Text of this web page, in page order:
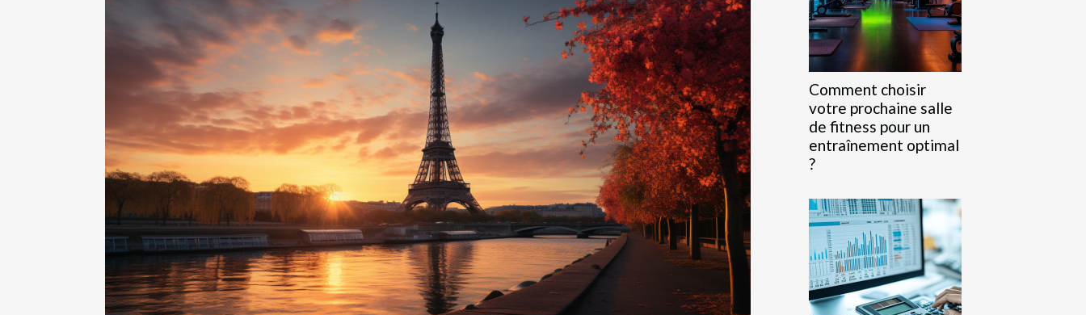
Comment choisir
votre prochaine salle
de fitness pour un
entraînement optimal
?